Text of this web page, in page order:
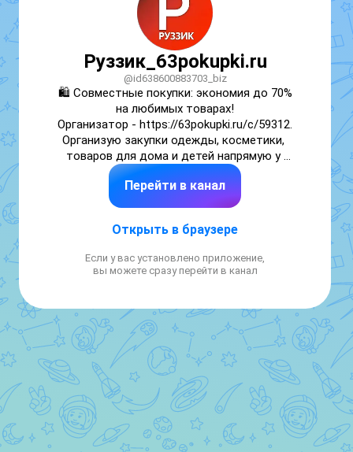
Руззик_63pokupki.ru
@id638600883703_biz
🛍 Совместные покупки: экономия до 70%
на любимых товарах!
Организатор - https://63pokupki.ru/c/59312.
Организую закупки одежды, косметики,
товаров для дома и детей напрямую у
оптовых поставщиков.
Вы получаете:
• оптовые цены без розничных наценок;
• проверку качества перед отправкой
• чёткие сроки исполнения заказа;
Перейти в канал
Открыть в браузере
Если у вас установлено приложение,
вы можете сразу перейти в канал